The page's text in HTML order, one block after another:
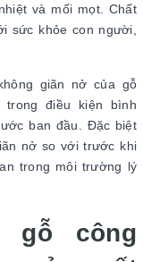
và mối mọt. Chất
sức khỏe con người,
giãn nở của gỗ
điều kiện bình
ban đầu. Đặc biệt
nở so với trước khi
trong môi trường lý
gỗ công